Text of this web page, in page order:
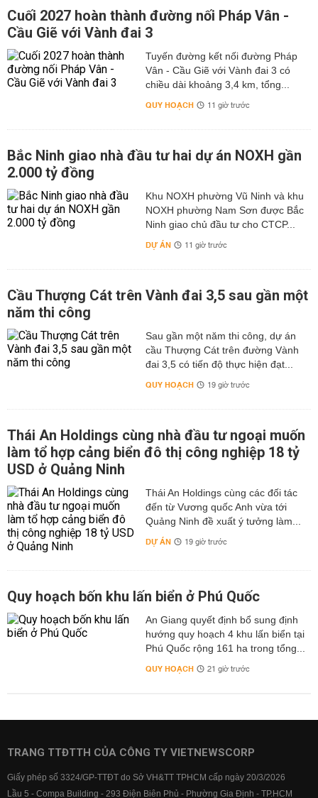
Cuối 2027 hoàn thành đường nối Pháp Vân -
Cầu Giẽ với Vành đai 3
Tuyến đường kết nối đường Pháp
Vân - Cầu Giẽ với Vành đai 3 có
chiều dài khoảng 3,4 km, tổng...
QUY HOẠCH 11 giờ trước
Bắc Ninh giao nhà đầu tư hai dự án NOXH gần
2.000 tỷ đồng
Khu NOXH phường Vũ Ninh và khu
NOXH phường Nam Sơn được Bắc
Ninh giao chủ đầu tư cho CTCP...
DỰ ÁN 11 giờ trước
Cầu Thượng Cát trên Vành đai 3,5 sau gần một
năm thi công
Sau gần một năm thi công, dự án
cầu Thượng Cát trên đường Vành
đai 3,5 có tiến độ thực hiện đạt...
QUY HOẠCH 19 giờ trước
Thái An Holdings cùng nhà đầu tư ngoại muốn
làm tổ hợp cảng biển đô thị công nghiệp 18 tỷ
USD ở Quảng Ninh
Thái An Holdings cùng các đối tác
đến từ Vương quốc Anh vừa tới
Quảng Ninh đề xuất ý tưởng làm...
DỰ ÁN 19 giờ trước
Quy hoạch bốn khu lấn biển ở Phú Quốc
An Giang quyết định bổ sung định
hướng quy hoạch 4 khu lấn biển tại
Phú Quốc rộng 161 ha trong tổng...
QUY HOẠCH 21 giờ trước
TRANG TTĐTTH CỦA CÔNG TY VIETNEWSCORP
Giấy phép số 3324/GP-TTĐT do Sở VH&TT TPHCM cấp ngày 20/3/2026
Lầu 5 - Compa Building - 293 Điện Biên Phủ - Phường Gia Định - TP.HCM